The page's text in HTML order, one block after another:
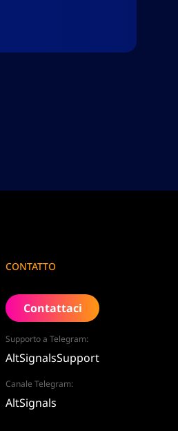
CONTATTO
Contattaci
Supporto a Telegram:
AltSignalsSupport
Canale Telegram:
AltSignals